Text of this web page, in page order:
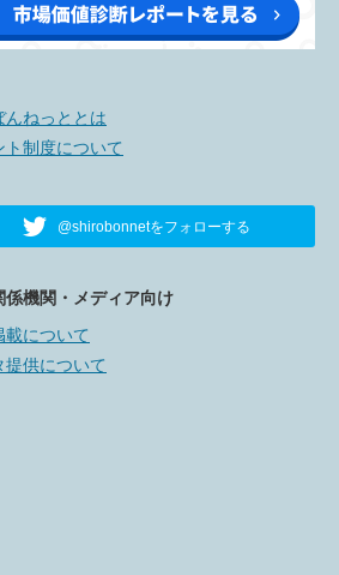
んねっととは
ト制度について
@shirobonnetをフォローする
係機関・メディア向け
載について
提供について